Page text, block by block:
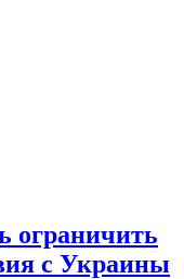
ограничить
с Украины